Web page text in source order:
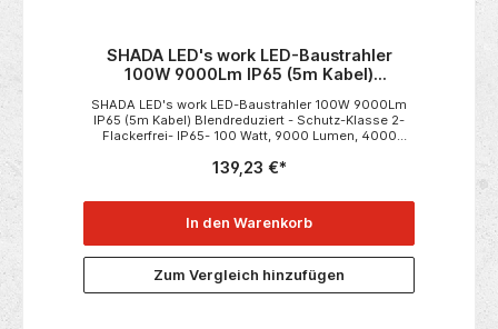
SHADA LED's work LED-Baustrahler
100W 9000Lm IP65 (5m Kabel)
SHADA LED's work LED-Baustrahler 100W 9000Lm
IP65 (5m Kabel) Blendreduziert - Schutz-Klasse 2-
Flackerfrei- IP65- 100 Watt, 9000 Lumen, 4000
schweren Einsatz im Innen- und Außenbereich.
Dieses Flutlicht hat eine Helligkeit von 8000 Lumen,
mit einem 5 m langen Kabel für den rauen
Außeneinsatz (H07RN-F). Schutzklasse II und eine
lange Lebensdauer von 25.000 Stunden.
139,23 €*
In den Warenkorb
Zum Vergleich hinzufügen